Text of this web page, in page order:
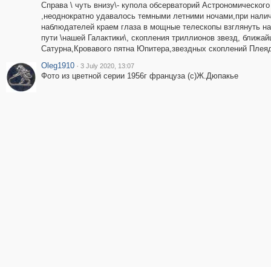
Cправа \ чуть внизу\- купола обсерваторий
,неоднократно удавалось темными летними ночами,при
наблюдателей краем глаза в мощные телескопы взглянуть
пути \нашей Галактики\, скопления триллионов звезд,
Сатурна,Кровавого пятна Юпитера,звездных скоплений
Oleg1910 · 3 July 2020, 13:07
Фото из цветной серии 1956г француза (с)Ж.Дюпакье